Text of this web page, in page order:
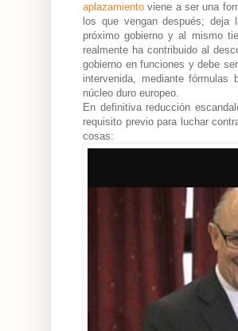
aplazamiento viene a ser una
los que vengan después; deja
próximo gobierno y al mismo
realmente ha contribuido al
gobierno en funciones y debe
intervenida, mediante
núcleo duro europeo.
En definitiva reducción
requisito previo para luchar
cosas: